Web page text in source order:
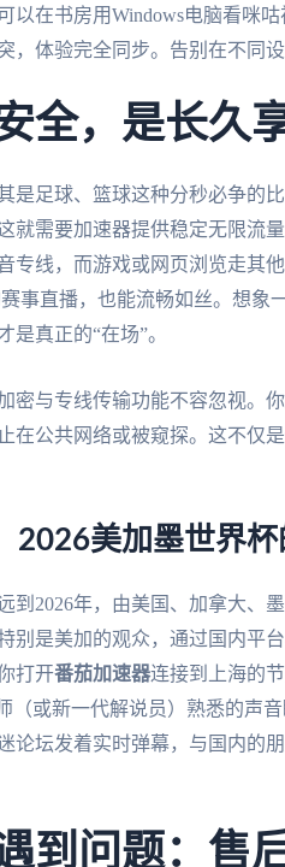
以在书房用Windows电脑看咪
，体验完全同步。告别在不同
全，是长久
是足球、篮球这种分秒必争的
就需要加速器提供稳定无限流
专线，而游戏或网页浏览走其
事直播，也能流畅如丝。想象
是真正的“在场”。
密与专线传输功能不容忽视。
在公共网络或被窥探。这不仅
2026美加墨世界杯
到2026年，由美国、加拿大、
别是美加的观众，通过国内平
打开番茄加速器连接到上海的
（或新一代解说员）熟悉的声
论坛发着实时弹幕，与国内的
到问题：售